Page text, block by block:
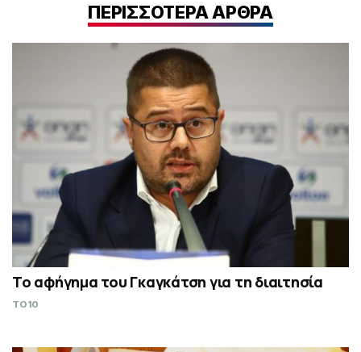
ΠΕΡΙΣΣΟΤΕΡΑ ΑΡΘΡΑ
Το αφήγημα του Γκαγκάτση για τη διαιτησία
TO10